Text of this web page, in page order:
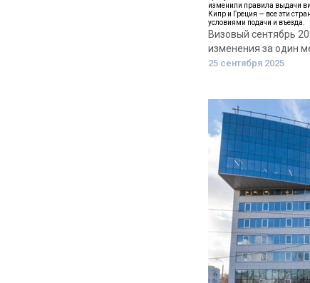
изменили правила выдачи
Кипр и Греция — все эти
условиями подачи и въезда.
Визовый сентябрь
изменения за один
25 сентября 2025